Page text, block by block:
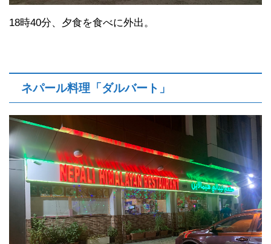
18時40分、夕食を食べに外出。
ネパール料理「ダルバート」